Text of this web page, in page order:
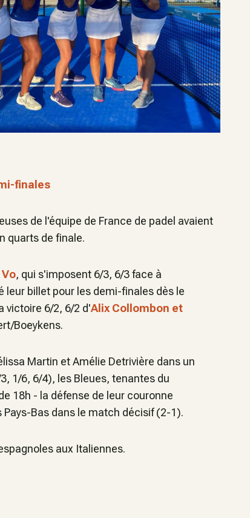
finales
de l'équipe de France de padel avaient
quarts de finale.
, qui s'imposent 6/3, 6/3 face à
leur billet pour les demi-finales dès le
victoire 6/2, 6/2 d'Alix Collombon et
Boeykens.
Martin et Amélie Detrivière dans un
1/6, 6/4), les Bleues, tenantes du
18h - la défense de leur couronne
Bas dans le match décisif (2-1).
aux Italiennes.